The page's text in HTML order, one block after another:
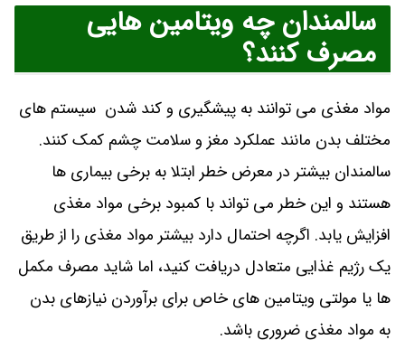
سالمندان چه ویتامین هایی
مصرف کنند؟
مواد مغذی می توانند به پیشگیری و کند شدن سیستم های
مختلف بدن مانند عملکرد مغز و سلامت چشم کمک کنند.
سالمندان بیشتر در معرض خطر ابتلا به برخی بیماری ها
هستند و این خطر می تواند با کمبود برخی مواد مغذی
افزایش یابد. اگرچه احتمال دارد بیشتر مواد مغذی را از طریق
یک رژیم غذایی متعادل دریافت کنید، اما شاید مصرف مکمل
ها یا مولتی ویتامین های خاص برای برآوردن نیازهای بدن
به مواد مغذی ضروری باشد.